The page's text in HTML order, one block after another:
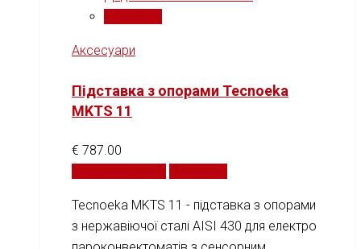
Аксесуари
Підставка з опорами Tecnoeka
MKTS 11
€ 787.00
Tecnoeka MKTS 11 - підставка з опорами
з нержавіючої сталі AISI 430 для електро